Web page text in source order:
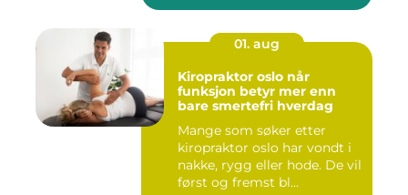
01. aug
Kiropraktor oslo når
funksjon betyr mer enn
bare smertefri hverdag
Mange som søker etter
kiropraktor oslo har vondt i
nakke, rygg eller hode. De vil
først og fremst bl...